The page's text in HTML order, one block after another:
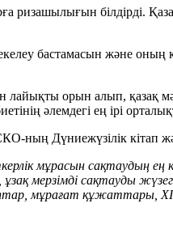
білдірді.
бастамасын және оның
лайықты орын алып, қазақ
әлемдегі ең ірі
ның Дүниежүзілік кітап
мұрасын сақтаудың
мерзімді сақтауды
мұрағат құжаттары,